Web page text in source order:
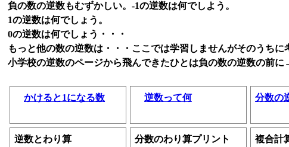
負の数の逆数もむずかしい。-1の逆数は何でしよう。
1の逆数は何でしょう。
0の逆数は何でしょう・・・
もっと他の数の逆数は・・・ここでは学習しませんがそのうちに
小学校の逆数のページから飛んできたひとは負の数の逆数の前に
かけると1になる数 逆数って何 分数の
逆数とわり算 分数のわり算プリント 複合計